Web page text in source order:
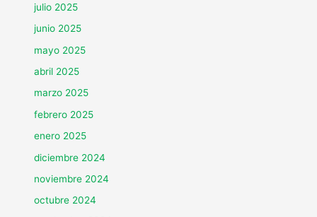
julio 2025
junio 2025
mayo 2025
abril 2025
marzo 2025
febrero 2025
enero 2025
diciembre 2024
noviembre 2024
octubre 2024